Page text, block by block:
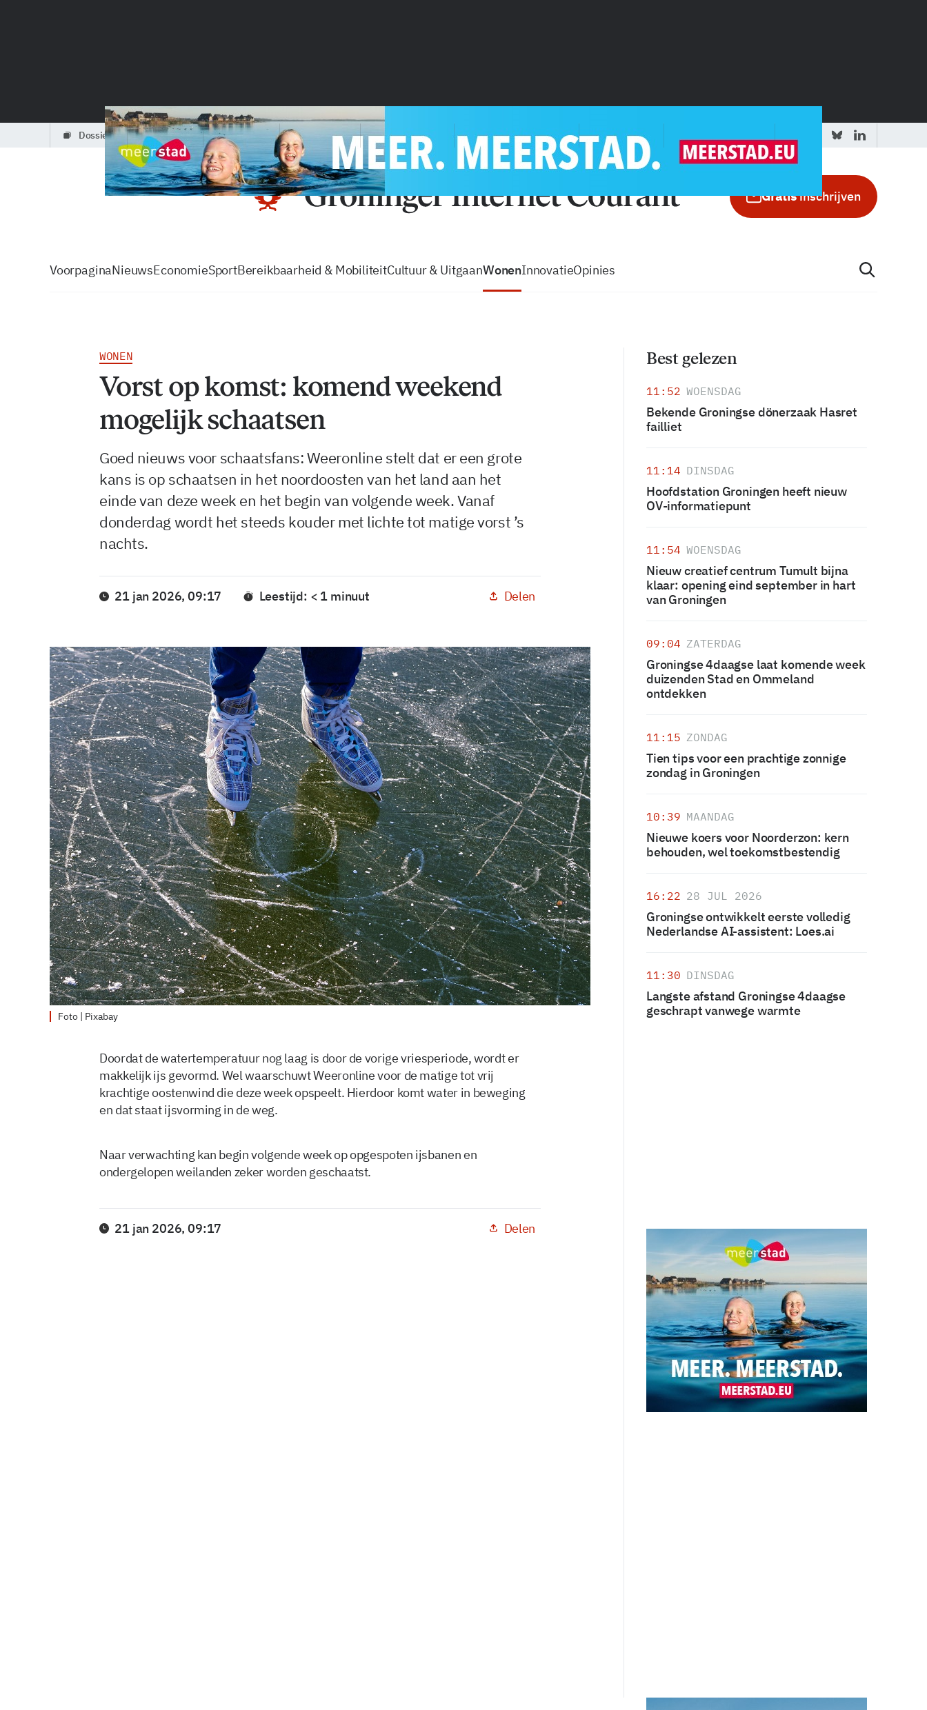
dossiers partners podcasts vacatures zo volg je de GIC Tip de redactie
Gratisinschrijven
VoorpaginaNieuwsEconomieSportBereikbaarheid & MobiliteitCultuur & UitgaanWonenInnovatieOpinies
WONEN
Vorst op komst: komend weekend
mogelijk schaatsen
Goed nieuws voor schaatsfans: Weeronline stelt dat er een grote
kans is op schaatsen in het noordoosten van het land aan het
einde van deze week en het begin van volgende week. Vanaf
donderdag wordt het steeds kouder met lichte tot matige vorst ’s
nachts.
21 jan 2026, 09:17 Leestijd: < 1 minuut Delen
Foto | Pixabay
Doordat de watertemperatuur nog laag is door de vorige vriesperiode, wordt er
makkelijk ijs gevormd. Wel waarschuwt Weeronline voor de matige tot vrij
krachtige oostenwind die deze week opspeelt. Hierdoor komt water in beweging
en dat staat ijsvorming in de weg.
Naar verwachting kan begin volgende week op opgespoten ijsbanen en
ondergelopen weilanden zeker worden geschaatst.
21 jan 2026, 09:17 Delen
Best gelezen
11:52 WOENSDAG
Bekende Groningse dönerzaak Hasret
failliet
11:14 DINSDAG
Hoofdstation Groningen heeft nieuw
OV-informatiepunt
11:54 WOENSDAG
Nieuw creatief centrum Tumult bijna
klaar: opening eind september in hart
van Groningen
09:04 ZATERDAG
Groningse 4daagse laat komende week
duizenden Stad en Ommeland
ontdekken
11:15 ZONDAG
Tien tips voor een prachtige zonnige
zondag in Groningen
10:39 MAANDAG
Nieuwe koers voor Noorderzon: kern
behouden, wel toekomstbestendig
16:22 28 JUL 2026
Groningse ontwikkelt eerste volledig
Nederlandse AI-assistent: Loes.ai
11:30 DINSDAG
Langste afstand Groningse 4daagse
geschrapt vanwege warmte